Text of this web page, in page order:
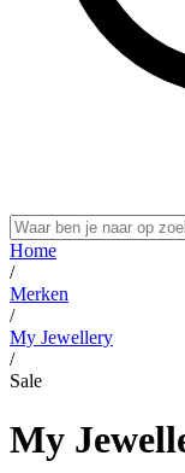
Home
/
Merken
/
My Jewellery
/
Sale
My